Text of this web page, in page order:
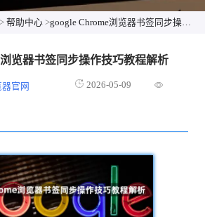
> 帮助中心 >google Chrome浏览器书签同步操作技巧教程解析
览器书签同步操作技巧教程解析
官网 2026-05-09